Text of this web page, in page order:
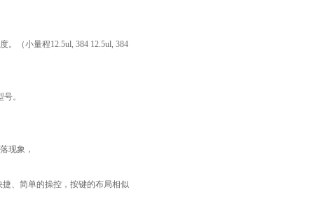
。（小量程12.5ul, 384 12.5ul, 384
。
现象，
、简单的操控，按键的布局相似